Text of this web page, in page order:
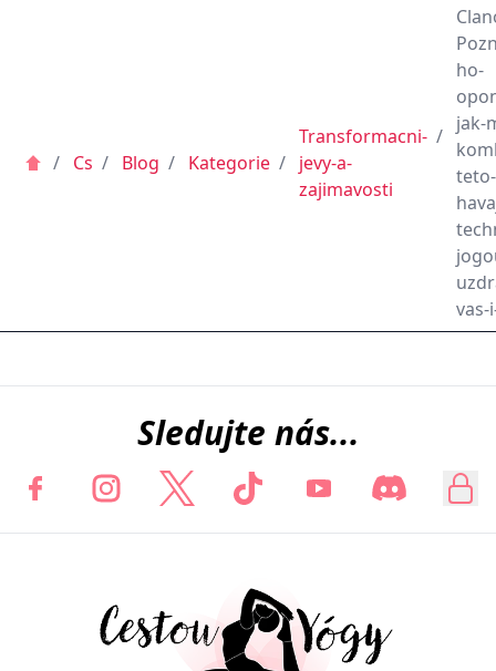
/ Cs / Blog / Kategorie /
Transformacni-
jevy-a-
zajimavosti
/
ho-
jak-
teto-
vas-
Sledujte nás...